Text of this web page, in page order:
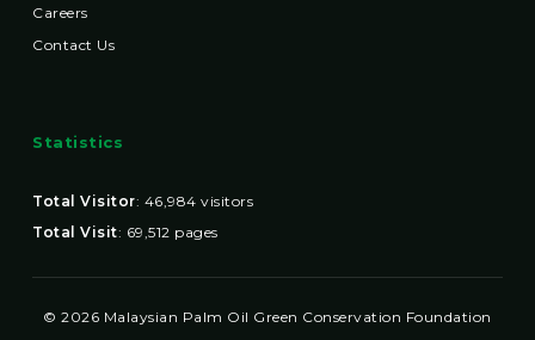
Careers
Contact Us
Statistics
Total Visitor: 46,984 visitors
Total Visit: 69,512 pages
© 2026 Malaysian Palm Oil Green Conservation Foundation